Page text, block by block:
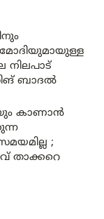
മോദിയുമായുള്ള
നിലപാട്
ബാദൽ
കാണാൻ
;
താക്കറെ